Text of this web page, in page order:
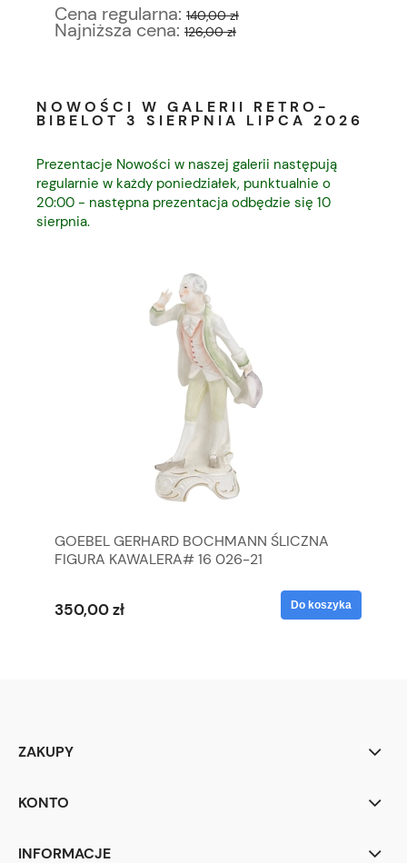
Cena regularna: 140,00 zł
Najniższa cena: 126,00 zł
NOWOŚCI W GALERII RETRO-
BIBELOT 3 SIERPNIA LIPCA 2026
Prezentacje Nowości w naszej galerii następują
regularnie w każdy poniedziałek, punktualnie o
20:00 - następna prezentacja odbędzie się 10
sierpnia.
GOEBEL GERHARD BOCHMANN ŚLICZNA
FIGURA KAWALERA# 16 026-21
350,00 zł Do koszyka
ZAKUPY
KONTO
INFORMACJE